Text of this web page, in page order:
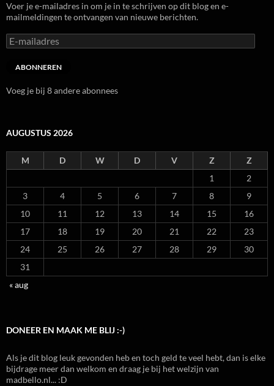
Voer je e-mailadres in om je in te schrijven op dit blog en e-
mailmeldingen te ontvangen van nieuwe berichten.
E-
mailadres
ABONNEREN
Voeg je bij 8 andere abonnees
AUGUSTUS 2026
M D W D V Z
Z
1
2
3
4 5 6 7 8
9
10
11 12 13 14 15
16
17
18 19 20 21 22
23
24
25 26 27 28 29
30
31
« aug
DONEER EN MAAK ME BLIJ :-)
Als je dit blog leuk gevonden heb en toch geld te veel hebt, dan is elke
bijdrage meer dan welkom en draag je bij het welzijn van
madbello.nl... :D